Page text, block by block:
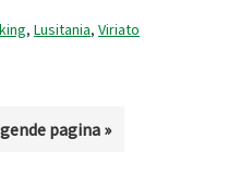
Portugese
, Lusitania, Viriato
pagina »